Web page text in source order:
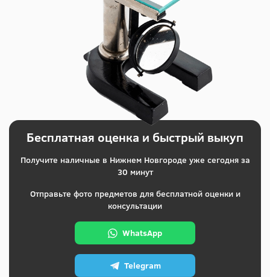
Бесплатная оценка и быстрый выкуп
Получите наличные в Нижнем Новгороде уже сегодня за
30 минут
Отправьте фото предметов для бесплатной оценки и
консультации
WhatsApp
Telegram